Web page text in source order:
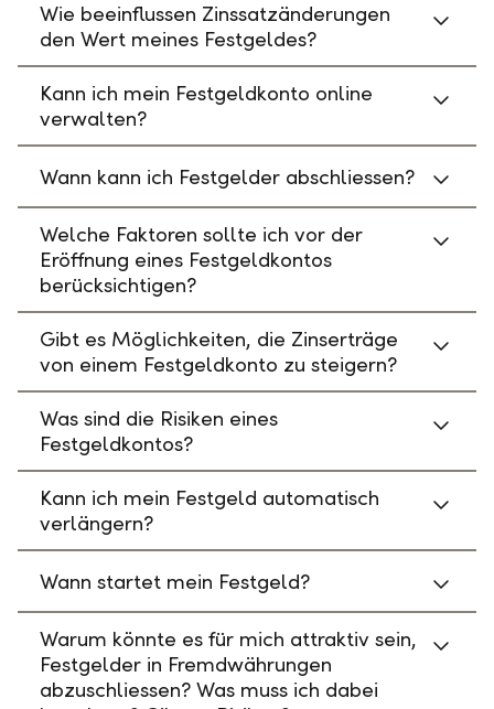
Wie beeinflussen Zinssatzänderungen
den Wert meines Festgeldes?
Kann ich mein Festgeldkonto online
verwalten?
Wann kann ich Festgelder abschliessen?
Welche Faktoren sollte ich vor der
Eröffnung eines Festgeldkontos
berücksichtigen?
Gibt es Möglichkeiten, die Zinserträge
von einem Festgeldkonto zu steigern?
Was sind die Risiken eines
Festgeldkontos?
Kann ich mein Festgeld automatisch
verlängern?
Wann startet mein Festgeld?
Warum könnte es für mich attraktiv sein,
Festgelder in Fremdwährungen
abzuschliessen? Was muss ich dabei